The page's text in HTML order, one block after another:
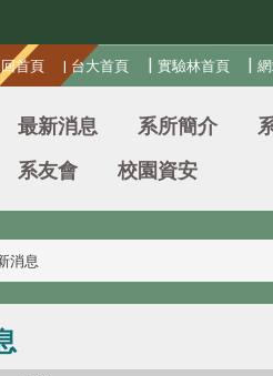
回首頁 | 台大首頁 | 實驗林首頁 |
最新消息 系所簡介
系友會
校園資安
消息